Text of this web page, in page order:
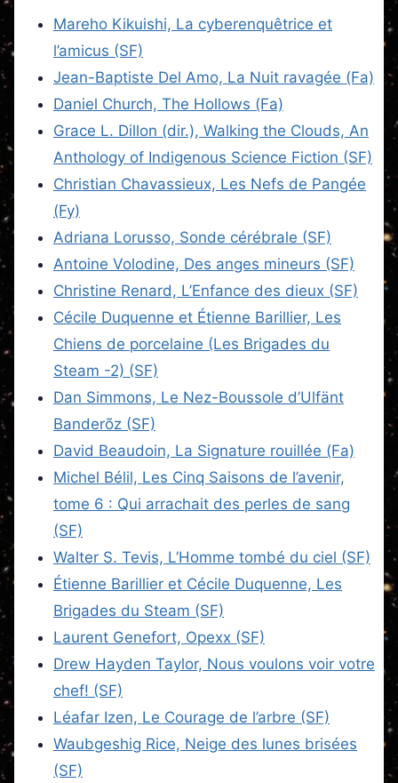
Mareho Kikuishi, La cyberenquêtrice et
l’amicus (SF)
Jean-Baptiste Del Amo, La Nuit ravagée (Fa)
Daniel Church, The Hollows (Fa)
Grace L. Dillon (dir.), Walking the Clouds, An
Anthology of Indigenous Science Fiction (SF)
Christian Chavassieux, Les Nefs de Pangée
(Fy)
Adriana Lorusso, Sonde cérébrale (SF)
Antoine Volodine, Des anges mineurs (SF)
Christine Renard, L’Enfance des dieux (SF)
Cécile Duquenne et Étienne Barillier, Les
Chiens de porcelaine (Les Brigades du
Steam -2) (SF)
Dan Simmons, Le Nez-Boussole d’Ulfänt
Banderõz (SF)
David Beaudoin, La Signature rouillée (Fa)
Michel Bélil, Les Cinq Saisons de l’avenir,
tome 6 : Qui arrachait des perles de sang
(SF)
Walter S. Tevis, L’Homme tombé du ciel (SF)
Étienne Barillier et Cécile Duquenne, Les
Brigades du Steam (SF)
Laurent Genefort, Opexx (SF)
Drew Hayden Taylor, Nous voulons voir votre
chef! (SF)
Léafar Izen, Le Courage de l’arbre (SF)
Waubgeshig Rice, Neige des lunes brisées
(SF)